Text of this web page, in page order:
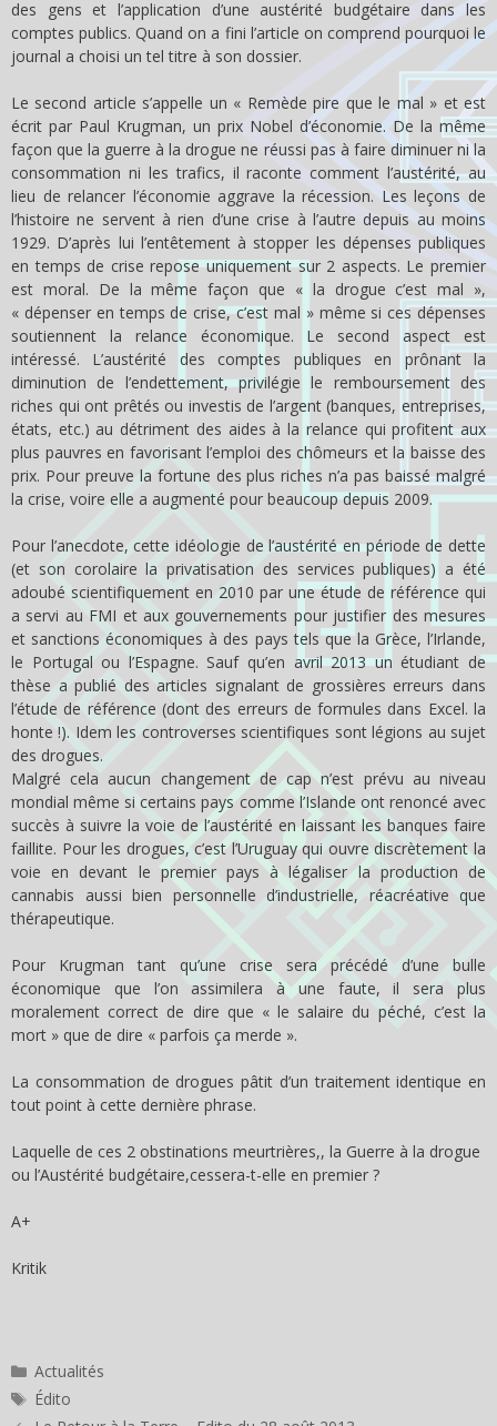
des gens et l’application d’une austérité budgétaire dans les
comptes publics. Quand on a fini l’article on comprend pourquoi le
journal a choisi un tel titre à son dossier.
Le second article s’appelle un « Remède pire que le mal » et est
écrit par Paul Krugman, un prix Nobel d’économie. De la même
façon que la guerre à la drogue ne réussi pas à faire diminuer ni la
consommation ni les trafics, il raconte comment l’austérité, au
lieu de relancer l’économie aggrave la récession. Les leçons de
l’histoire ne servent à rien d’une crise à l’autre depuis au moins
1929. D’après lui l’entêtement à stopper les dépenses publiques
en temps de crise repose uniquement sur 2 aspects. Le premier
est moral. De la même façon que « la drogue c’est mal »,
« dépenser en temps de crise, c’est mal » même si ces dépenses
soutiennent la relance économique. Le second aspect est
intéressé. L’austérité des comptes publiques en prônant la
diminution de l’endettement, privilégie le remboursement des
riches qui ont prêtés ou investis de l’argent (banques, entreprises,
états, etc.) au détriment des aides à la relance qui profitent aux
plus pauvres en favorisant l’emploi des chômeurs et la baisse des
prix. Pour preuve la fortune des plus riches n’a pas baissé malgré
la crise, voire elle a augmenté pour beaucoup depuis 2009.
Pour l’anecdote, cette idéologie de l’austérité en période de dette
(et son corolaire la privatisation des services publiques) a été
adoubé scientifiquement en 2010 par une étude de référence qui
a servi au FMI et aux gouvernements pour justifier des mesures
et sanctions économiques à des pays tels que la Grèce, l’Irlande,
le Portugal ou l’Espagne. Sauf qu’en avril 2013 un étudiant de
thèse a publié des articles signalant de grossières erreurs dans
l’étude de référence (dont des erreurs de formules dans Excel. la
honte !). Idem les controverses scientifiques sont légions au sujet
des drogues.
Malgré cela aucun changement de cap n’est prévu au niveau
mondial même si certains pays comme l’Islande ont renoncé avec
succès à suivre la voie de l’austérité en laissant les banques faire
faillite. Pour les drogues, c’est l’Uruguay qui ouvre discrètement la
voie en devant le premier pays à légaliser la production de
cannabis aussi bien personnelle d’industrielle, réacréative que
thérapeutique.
Pour Krugman tant qu’une crise sera précédé d’une bulle
économique que l’on assimilera à une faute, il sera plus
moralement correct de dire que « le salaire du péché, c’est la
mort » que de dire « parfois ça merde ».
La consommation de drogues pâtit d’un traitement identique en
tout point à cette dernière phrase.
Laquelle de ces 2 obstinations meurtrières,, la Guerre à la drogue
ou l’Austérité budgétaire,cessera-t-elle en premier ?
A+
Kritik
Catégories
Actualités
Étiquettes
Édito